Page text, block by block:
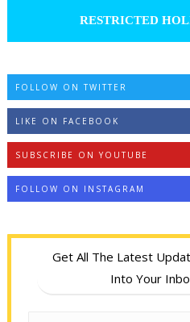
RESTRICTED
FOLLOW ON TWITTER
LIKE ON FACEBOOK
SUBSCRIBE ON YOUTUBE
FOLLOW ON INSTAGRAM
Get All The Latest
Into Your